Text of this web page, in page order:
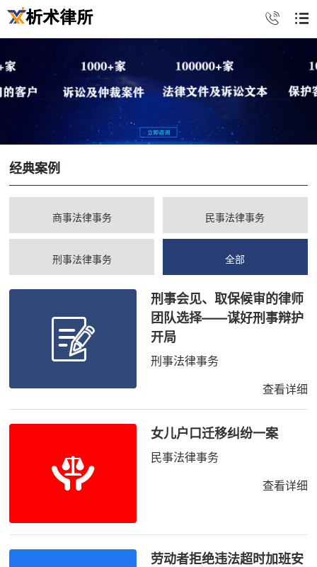
刑事会见、取保候审的律师
团队选择——谋好刑事辩护
开局
刑事法律事务
查看详细
女儿户口迁移纠纷一案
民事法律事务
查看详细
劳动者拒绝违法超时加班安
经典案例
商事法律事务 民事法律事务
刑事法律事务 全部